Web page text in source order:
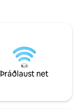
Þráðlaust net